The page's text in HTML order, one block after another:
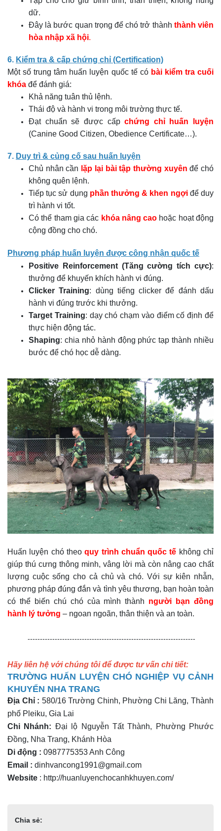
dữ.
Đây là bước quan trọng để chó trở thành thành viên
hòa nhập xã hội.
6. Kiểm tra & cấp chứng chỉ (Certification)
Một số trung tâm huấn luyện quốc tế có bài kiểm tra cuối
khóa để đánh giá:
Khả năng tuân thủ lệnh.
Thái độ và hành vi trong môi trường thực tế.
Đạt chuẩn sẽ được cấp chứng chỉ huấn luyện
(Canine Good Citizen, Obedience Certificate…).
7. Duy trì & củng cố sau huấn luyện
Chủ nhân cần lặp lại bài tập thường xuyên để chó
không quên lệnh.
Tiếp tục sử dụng phần thưởng & khen ngợi để duy
trì hành vi tốt.
Có thể tham gia các khóa nâng cao hoặc hoạt động
cộng đồng cho chó.
Phương pháp huấn luyện được công nhận quốc tế
Positive Reinforcement (Tăng cường tích cực):
thưởng để khuyến khích hành vi đúng.
Clicker Training: dùng tiếng clicker để đánh dấu
hành vi đúng trước khi thưởng.
Target Training: dạy chó chạm vào điểm cố định để
thực hiện động tác.
Shaping: chia nhỏ hành động phức tạp thành nhiều
bước để chó học dễ dàng.
Huấn luyện chó theoquy trình chuẩn quốc tế không chỉ
giúp thú cưng thông minh, vâng lời mà còn nâng cao chất
lượng cuộc sống cho cả chủ và chó. Với sự kiên nhẫn,
phương pháp đúng đắn và tình yêu thương, bạn hoàn toàn
có thể biến chú chó của mình thành người bạn đồng
hành lý tưởng – ngoan ngoãn, thân thiện và an toàn.
--------------------------------------------------------------------
Hãy liên hệ với chúng tôi để được tư vấn chi tiết:
TRƯỜNG HUẤN LUYỆN CHÓ NGHIỆP VỤ CẢNH
KHUYỂN NHA TRANG
Địa Chỉ : 580/16 Trường Chinh, Phường Chi Lăng, Thành
phố Pleiku, Gia Lai
Chi Nhánh: Đại lộ Nguyễn Tất Thành, Phường Phước
Đồng, Nha Trang, Khánh Hòa
Di động : 0987775353 Anh Công
Email : dinhvancong1991@gmail.com
Website : http://huanluyenchocanhkhuyen.com/
Chia sẻ: